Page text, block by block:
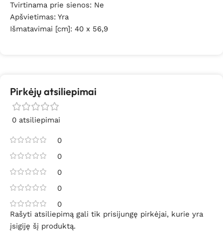
Tvirtinama prie sienos: Ne
Apšvietimas: Yra
Išmatavimai [cm]: 40 x 56,9
Pirkėjų atsiliepimai
0 atsiliepimai
0
0
0
0
0
Rašyti atsiliepimą gali tik prisijungę pirkėjai, kurie yra
įsigiję šį produktą.